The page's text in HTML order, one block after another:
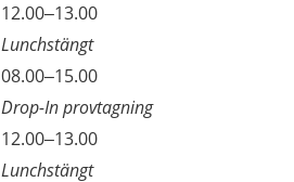
12.00–13.00
Lunchstängt
08.00–15.00
Drop-In provtagning
12.00–13.00
Lunchstängt